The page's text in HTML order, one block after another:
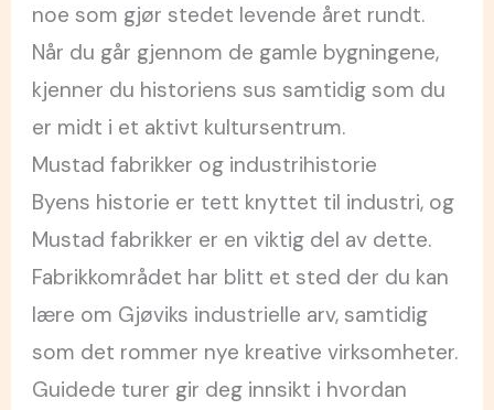
noe som gjør stedet levende året rundt.
Når du går gjennom de gamle bygningene,
kjenner du historiens sus samtidig som du
er midt i et aktivt kultursentrum.
Mustad fabrikker og industrihistorie
Byens historie er tett knyttet til industri, og
Mustad fabrikker er en viktig del av dette.
Fabrikkområdet har blitt et sted der du kan
lære om Gjøviks industrielle arv, samtidig
som det rommer nye kreative virksomheter.
Guidede turer gir deg innsikt i hvordan